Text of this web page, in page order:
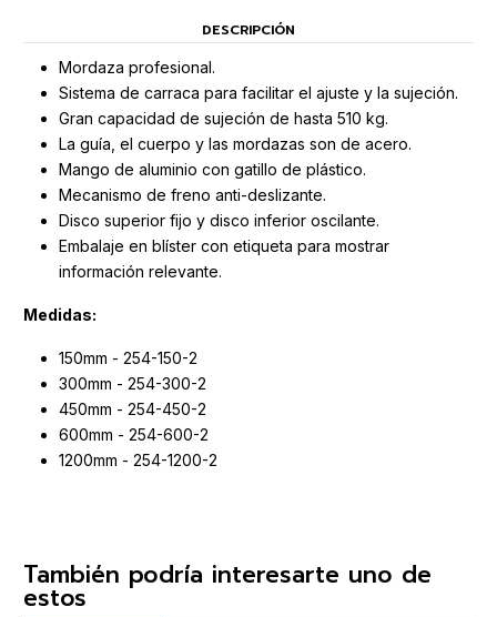
DESCRIPCIÓN
Mordaza profesional.
Sistema de carraca para facilitar el ajuste y la sujeción.
Gran capacidad de sujeción de hasta 510 kg.
La guía, el cuerpo y las mordazas son de acero.
Mango de aluminio con gatillo de plástico.
Mecanismo de freno anti-deslizante.
Disco superior fijo y disco inferior oscilante.
Embalaje en blíster con etiqueta para mostrar
información relevante.
Medidas:
150mm - 254-150-2
300mm - 254-300-2
450mm - 254-450-2
600mm - 254-600-2
1200mm - 254-1200-2
También podría interesarte uno de
estos